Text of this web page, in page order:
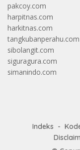
pakcoy.com
harpitnas.com
harkitnas.com
tangkubanperahu.com
sibolangit.com
siguragura.com
simanindo.com
Indeks